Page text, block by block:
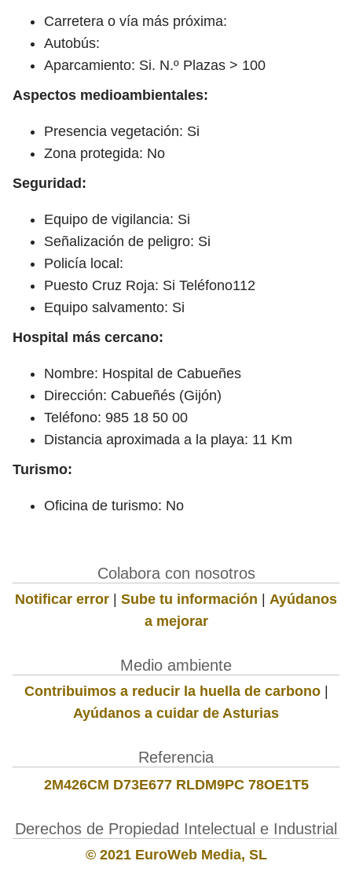
Carretera o vía más próxima:
Autobús:
Aparcamiento: Si. N.º Plazas > 100
Aspectos medioambientales:
Presencia vegetación: Si
Zona protegida: No
Seguridad:
Equipo de vigilancia: Si
Señalización de peligro: Si
Policía local:
Puesto Cruz Roja: Si Teléfono112
Equipo salvamento: Si
Hospital más cercano:
Nombre: Hospital de Cabueñes
Dirección: Cabueñés (Gijón)
Teléfono: 985 18 50 00
Distancia aproximada a la playa: 11 Km
Turismo:
Oficina de turismo: No
Colabora con nosotros
Notificar error | Sube tu información | Ayúdanos
a mejorar
Medio ambiente
Contribuimos a reducir la huella de carbono|
Ayúdanos a cuidar de Asturias
Referencia
2M426CM D73E677 RLDM9PC 78OE1T5
Derechos de Propiedad Intelectual e Industrial
© 2021 EuroWeb Media, SL